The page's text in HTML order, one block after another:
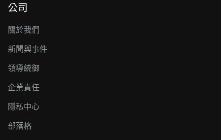
公司
關於我們
新聞與事件
領導統御
企業責任
隱私中心
部落格